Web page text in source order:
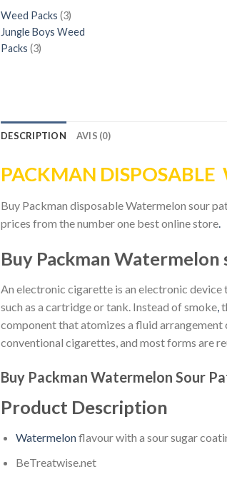
produits
Weed Packs 33
produits
Jungle Boys Weed
Packs 33
DESCRIPTION AVIS (0)
PACKMAN DISPOSABLE
Buy Packman disposable Watermelon sour
prices from the number one best online store.
Buy Packman Watermelon
An electronic cigarette is an electronic device
such as a cartridge or tank. Instead of smoke
component that atomizes a fluid
conventional cigarettes, and most forms are
Buy Packman Watermelon Sour
Product Description
Watermelonflavour with a sour sugar
BeTreatwise.net